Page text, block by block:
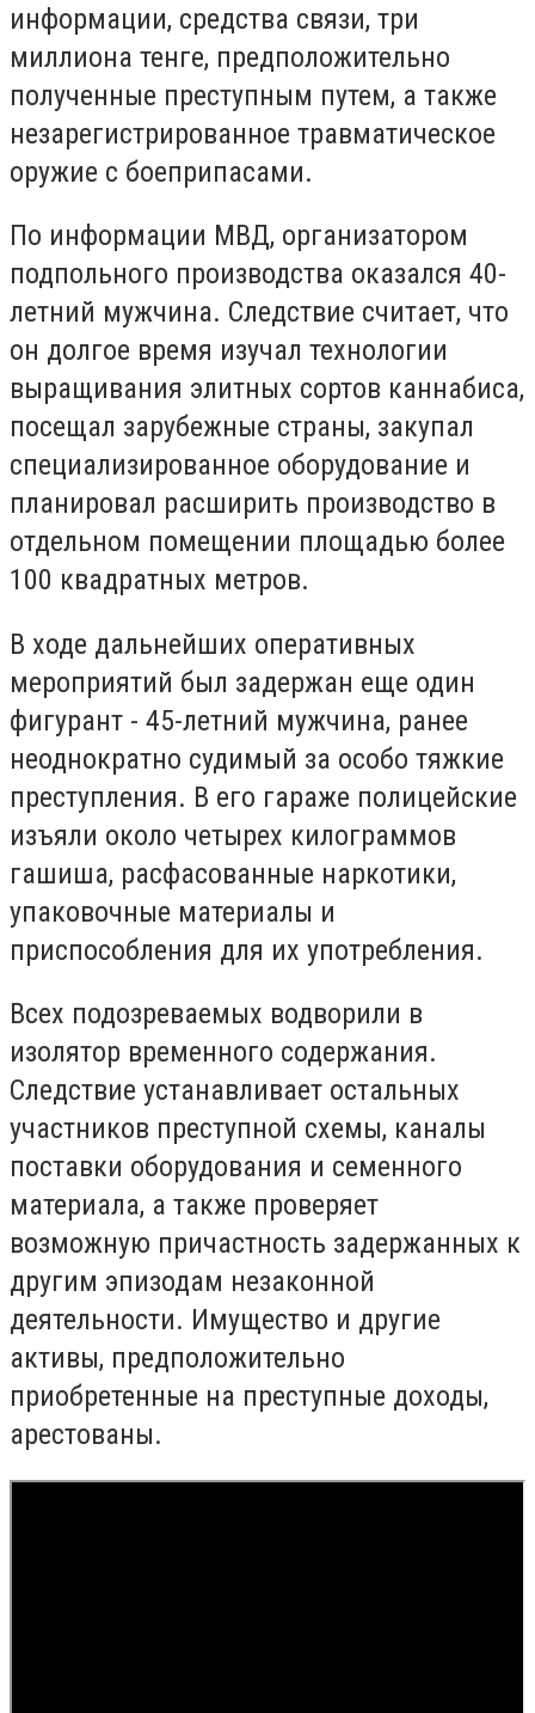
информации, средства связи, три
миллиона тенге, предположительно
полученные преступным путем, а также
незарегистрированное травматическое
оружие с боеприпасами.
По информации МВД, организатором
подпольного производства оказался 40-
летний мужчина. Следствие считает, что
он долгое время изучал технологии
выращивания элитных сортов каннабиса,
посещал зарубежные страны, закупал
специализированное оборудование и
планировал расширить производство в
отдельном помещении площадью более
100 квадратных метров.
В ходе дальнейших оперативных
мероприятий был задержан еще один
фигурант - 45-летний мужчина, ранее
неоднократно судимый за особо тяжкие
преступления. В его гараже полицейские
изъяли около четырех килограммов
гашиша, расфасованные наркотики,
упаковочные материалы и
приспособления для их употребления.
Всех подозреваемых водворили в
изолятор временного содержания.
Следствие устанавливает остальных
участников преступной схемы, каналы
поставки оборудования и семенного
материала, а также проверяет
возможную причастность задержанных к
другим эпизодам незаконной
деятельности. Имущество и другие
активы, предположительно
приобретенные на преступные доходы,
арестованы.